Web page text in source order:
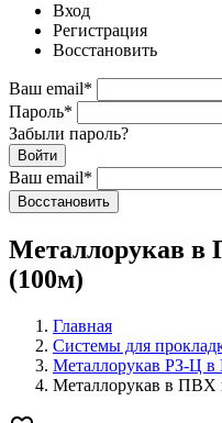
Вход
Регистрация
Восстановить
Ваш email*
Пароль*
Забыли пароль?
Войти
Ваш email*
Воcстановить
Металлорукав в
(100м)
Главная
Системы для
Металлорукав РЗ-Ц
Металлорукав в ПВХ